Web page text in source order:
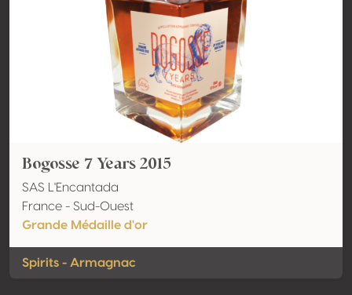
Bogosse 7 Years 2015
SAS L'Encantada
France - Sud-Ouest
Grande Médaille d'or
Spirits - Armagnac